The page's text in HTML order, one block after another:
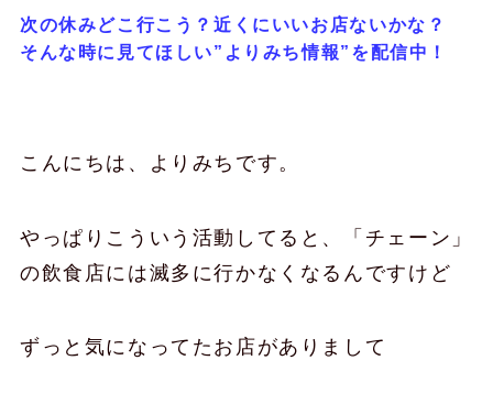
次の休みどこ行こう？近くにいいお店ないかな？
そんな時に見てほしい”よりみち情報”を配信中！
こんにちは、よりみちです。
やっぱりこういう活動してると、「チェーン」
の飲食店には滅多に行かなくなるんですけど
ずっと気になってたお店がありまして